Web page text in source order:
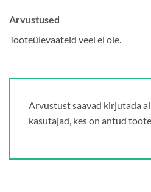
Arvustused
Tooteülevaateid veel ei ole.
Arvustust saavad kirjutada
kasutajad, kes on antud